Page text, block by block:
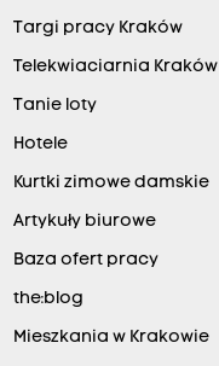
Targi pracy Kraków
Telekwiaciarnia Kraków
Tanie loty
Hotele
Kurtki zimowe damskie
Artykuły biurowe
Baza ofert pracy
the:blog
Mieszkania w Krakowie